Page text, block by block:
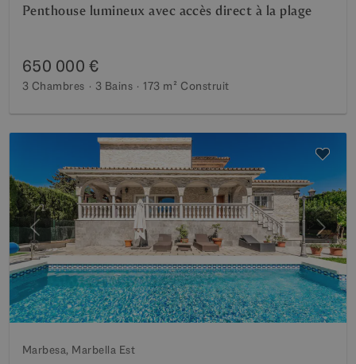
Penthouse lumineux avec accès direct à la plage
650 000 €
3 Chambres 3 Bains 173 m² Construit
Précédent
Marbesa, Marbella Est